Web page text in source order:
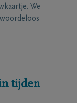
We
tijden